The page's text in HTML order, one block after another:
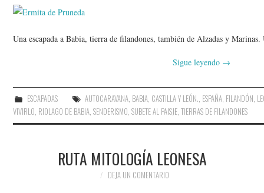
Una escapada a Babia, tierra de filandones, también de Alzadas y
Sigue leyendo →
ESCAPADAS AUTOCARAVANA, BABIA, CASTILLA Y LEÓN., ESPAÑA, FILANDÓN,
VIVIRLO, RIOLAGO DE BABIA,SENDERISMO,SUBETE AL PAISJE,TIERRAS DE FILANDONES
RUTA MITOLOGÍA LEONESA
DEJA UN COMENTARIO